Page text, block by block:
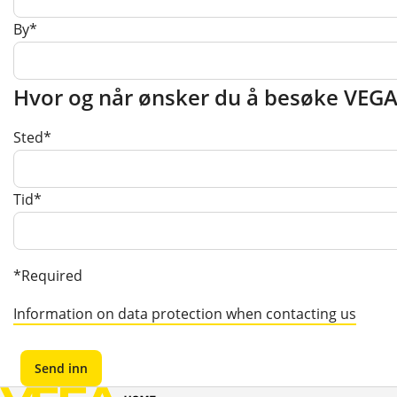
By*
Hvor og når ønsker du å besøke
Sted*
Tid*
*Required
Information on data protection when contacting us